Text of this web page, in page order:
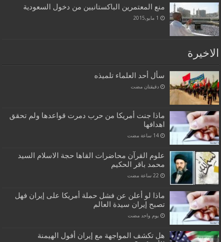
منع المعتمرين الباكستانيين من دخول السعودية
1 مايو,2015
الاخيرة
سأل أحد العلماء تلميذه
‏دقيقتان مضت
ماذا جنت أمريكا من حرب دمرت قواعدها ولم تحقق
اهدافها
‏14 ساعة مضت
علوم القرآن محاضرات القاها حجة الاسلام السيد
محمد باقر الحكيم
ماذا لو أعلن عن فشل حملة أمريكا على إيران فهل
تصبح إيران سيدة العالم
‏يوم واحد مضت
هل تكشف المواجهة مع إيران أفول الهيمنة